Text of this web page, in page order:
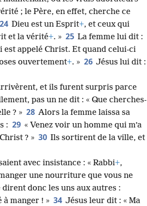
; le Père, en effet, cherche ce
24 Dieu est un Esprit+, et ceux qui
et la vérité+. » 25 La femme lui dit :
est appelé Christ. Et quand celui-ci
ouvertement+. » 26 Jésus lui dit :
et ils furent surpris parce
pas un ne dit : « Que cherches-
? » 28 Alors la femme laissa sa
: 29 « Venez voir un homme qui m’a
? » 30 Ils sortirent de la ville, et
avec insistance : « Rabbi+,
une nourriture que vous ne
dirent donc les uns aux autres :
manger ! » 34 Jésus leur dit : « Ma